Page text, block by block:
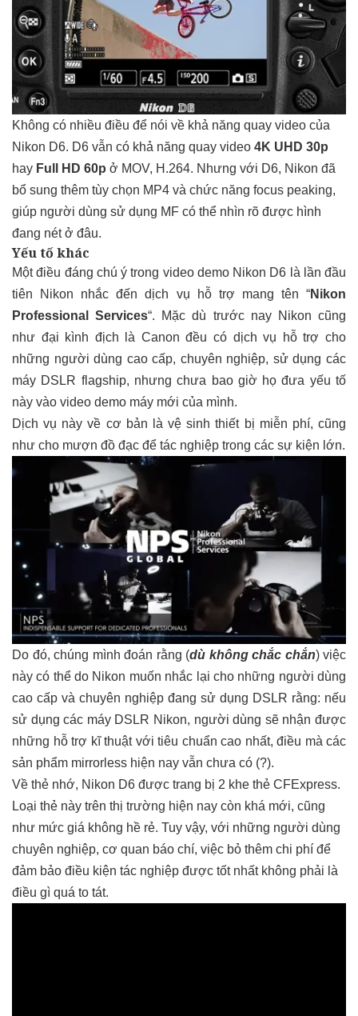
Không có nhiều điều để nói về khả năng quay video của
Nikon D6. D6 vẫn có khả năng quay video 4K UHD 30p
hay Full HD 60p ở MOV, H.264. Nhưng với D6, Nikon đã
bổ sung thêm tùy chọn MP4 và chức năng focus peaking,
giúp người dùng sử dụng MF có thể nhìn rõ được hình
đang nét ở đâu.
Yếu tố khác
Một điều đáng chú ý trong video demo Nikon D6 là lần đầu
tiên Nikon nhắc đến dịch vụ hỗ trợ mang tên “Nikon
Professional Services“. Mặc dù trước nay Nikon cũng
như đại kình địch là Canon đều có dịch vụ hỗ trợ cho
những người dùng cao cấp, chuyên nghiệp, sử dụng các
máy DSLR flagship, nhưng chưa bao giờ họ đưa yếu tố
này vào video demo máy mới của mình.
Dịch vụ này về cơ bản là vệ sinh thiết bị miễn phí, cũng
như cho mượn đồ đạc để tác nghiệp trong các sự kiện lớn.
Do đó, chúng mình đoán rằng (dù không chắc chắn) việc
này có thể do Nikon muốn nhắc lại cho những người dùng
cao cấp và chuyên nghiệp đang sử dụng DSLR rằng: nếu
sử dụng các máy DSLR Nikon, người dùng sẽ nhận được
những hỗ trợ kĩ thuật với tiêu chuẩn cao nhất, điều mà các
sản phẩm mirrorless hiện nay vẫn chưa có (?).
Về thẻ nhớ, Nikon D6 được trang bị 2 khe thẻ CFExpress.
Loại thẻ này trên thị trường hiện nay còn khá mới, cũng
như mức giá không hề rẻ. Tuy vậy, với những người dùng
chuyên nghiệp, cơ quan báo chí, việc bỏ thêm chi phí để
đảm bảo điều kiện tác nghiệp được tốt nhất không phải là
điều gì quá to tát.